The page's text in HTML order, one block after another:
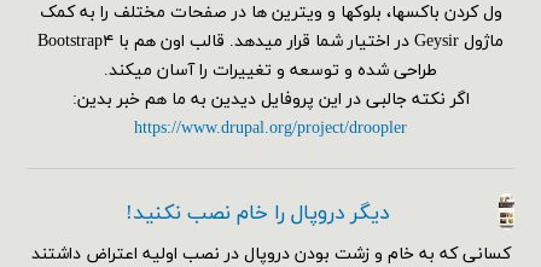
ول کردن باکسها، بلوکها و ویترین ها در صفحات مختلف را به کمک
ماژول Geysir در اختیار شما قرار میدهد. قالب اون هم با Bootstrap۴
طراحی شده و توسعه و تغییرات را آسان میکند.
اگر نکته جالبی در این پروفایل دیدین به ما هم خبر بدین:
https://www.drupal.org/project/droopler
دیگر دروپال را خام نصب نکنید!
کسانی که به خام و زشت بودن دروپال در نصب اولیه اعتراض داشتند